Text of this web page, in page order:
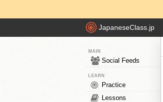
JapaneseClass.jp
MAIN
Social Feeds
LEARN
Practice
Lessons